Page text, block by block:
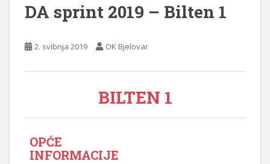
DA sprint 2019 – Bilten 1
2. svibnja 2019 OK Bjelovar
BILTEN 1
OPĆE
INFORMACIJE